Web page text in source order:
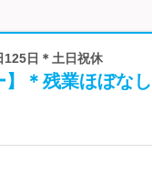
125日＊土日祝休
＊残業ほぼなし